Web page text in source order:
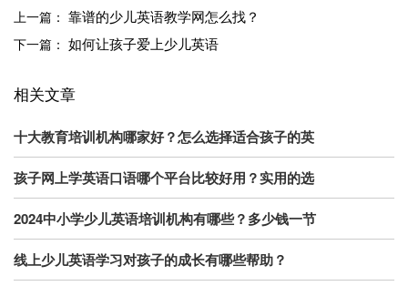
上一篇： 靠谱的少儿英语教学网怎么找？
下一篇： 如何让孩子爱上少儿英语
相关文章
十大教育培训机构哪家好？怎么选择适合孩子的英
孩子网上学英语口语哪个平台比较好用？实用的选
2024中小学少儿英语培训机构有哪些？多少钱一节
线上少儿英语学习对孩子的成长有哪些帮助？